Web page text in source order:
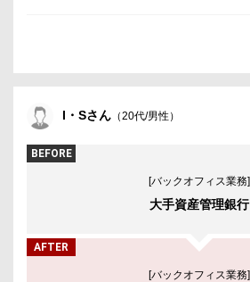
I・Sさん （20代/男性）
BEFORE
[バックオフィス業務]
大手資産管理銀行
AFTER
[バックオフィス業務]